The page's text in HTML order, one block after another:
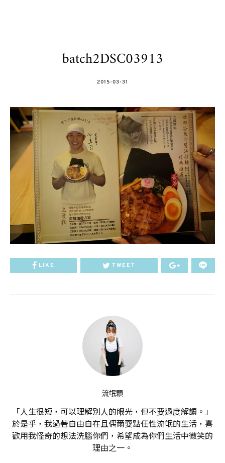
batch2DSC03913
POSTED
2015-03-31
LIKE TWEET
流氓顆
「人生很短，可以理解別人的眼光，但不要過度解讀。」
於是乎，我過著自由自在且偶爾耍點任性流氓的生活，喜
歡用我怪奇的想法洗腦你們，希望成為你們生活中微笑的
理由之一。